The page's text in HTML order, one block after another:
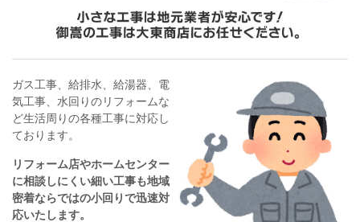
ガス工事、給排水、給湯器、電
気工事、水回りのリフォームな
ど生活周りの各種工事に対応し
ております。
リフォーム店やホームセンター
に相談しにくい細い工事も地域
密着ならではの小回りで迅速対
応いたします。